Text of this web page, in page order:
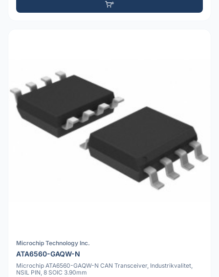
Microchip Technology Inc.
ATA6560-GAQW-N
Microchip ATA6560-GAQW-N CAN Transceiver, Industrikvalitet,
NSIL PIN, 8 SOIC 3.90mm